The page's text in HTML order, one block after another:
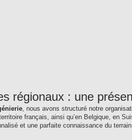
régionaux : une
, nous avons structuré notre
territoire français, ainsi qu’en Belgique, en
et une parfaite connaissance du terrain.